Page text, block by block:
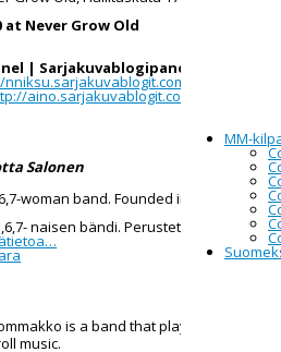
MM-
at Never Grow Old
| Sarjakuvablogipaneeli
aino.sarjakuvablogit.com/
Salonen
woman band. Founded in the
naisen bändi. Perustettu
is a band that plays
music.